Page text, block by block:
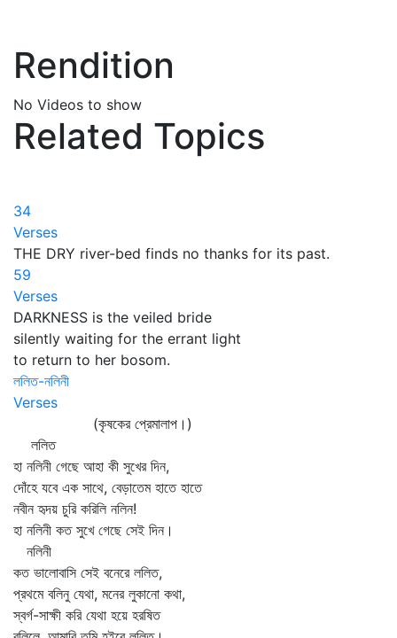
Rendition
No Videos to show
Related Topics
34
Verses
THE DRY river-bed finds no thanks for its past.
59
Verses
DARKNESS is the veiled bride
silently waiting for the errant light
to return to her bosom.
ললিত-নলিনী
Verses
(কৃষকের প্রেমালাপ।)
ললিত
হা নলিনী গেছে আহা কী সুখের দিন,
দোঁহে যবে এক সাথে, বেড়াতেম হাতে হাতে
নবীন হৃদয় চুরি করিলি নলিন!
হা নলিনী কত সুখে গেছে সেই দিন।
নলিনী
কত ভালোবাসি সেই বনেরে ললিত,
প্রথমে বলিনু যেথা, মনের লুকানো কথা,
স্বর্গ-সাক্ষী করি যেথা হয়ে হরষিত